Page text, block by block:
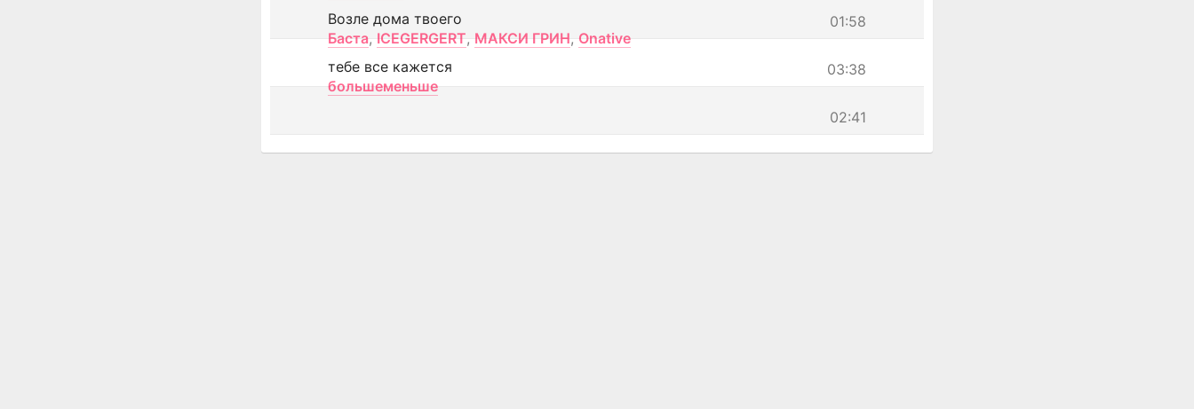
01:58
Возле дома твоего
Баста, ICEGERGERT, МАКСИ ГРИН, Onative
03:38
тебе все кажется
большеменьше
02:41